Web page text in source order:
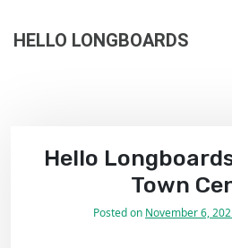
HELLO LONGBOARDS
Hello
Town
Posted on November 6,